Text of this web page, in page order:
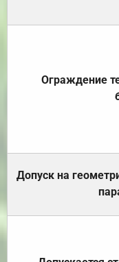
Ограждение
Допуск на